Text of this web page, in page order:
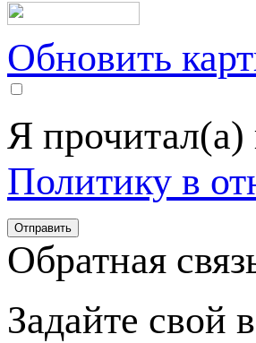
Обновить
Я
Политику в
Обратная
Задайте свой